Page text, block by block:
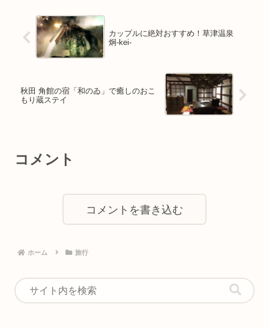
カップルに絶対おすすめ！草津温泉
炯-kei-
秋田 角館の宿「和のゐ」で癒しのおこ
もり蔵ステイ
コメント
コメントを書き込む
ホーム 旅行